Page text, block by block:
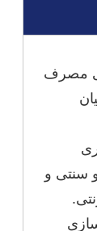
مصرف
سنتی و